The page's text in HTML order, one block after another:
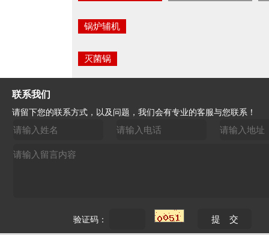
锅炉辅机
灭菌锅
联系我们
请留下您的联系方式，以及问题，我们会有专业的客服与您联系！
验证码：